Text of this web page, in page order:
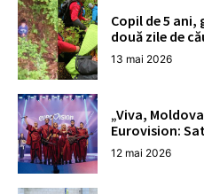
Copil de 5 ani,
două zile de
13 mai 2026
„Viva,
Eurovision:
12 mai 2026